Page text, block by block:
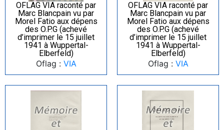
OFLAG VIA raconté par
Marc Blancpain vu par
Morel Fatio aux dépens
des O.P.G (achevé
d’imprimer le 15 juillet
1941 à Wuppertal-
Elberfeld)
Oflag : VIA
OFLAG VIA raconté par
Marc Blancpain vu par
Morel Fatio aux dépens
des O.P.G (achevé
d’imprimer le 15 juillet
1941 à Wuppertal-
Elberfeld)
Oflag : VIA